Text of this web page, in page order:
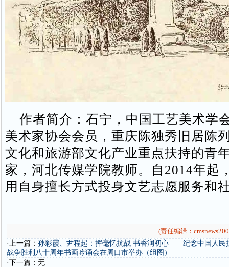
作者简介：石宁，中国工艺美术学
美术家协会会员，重庆陈独秀旧居陈
文化和旅游部文化产业重点扶持的青
家，河北传媒学院教师。自2014年起
用自身擅长方式投身文艺志愿服务和
(责任编辑：
·上一篇： 孙彩霞、尹程起：挥毫忆抗战 书香润初心——纪念中国人民
战争胜利八十周年书画吟诵会在周口市举办（组图）
·下一篇：无